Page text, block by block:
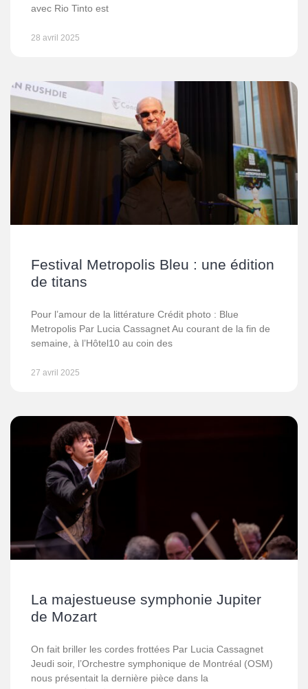
avec Rio Tinto est
28 avril 2025
Festival Metropolis Bleu : une édition
de titans
Pour l’amour de la littérature Crédit photo : Blue
Metropolis Par Lucia Cassagnet Au courant de la fin de
semaine, à l’Hôtel10 au coin des
27 avril 2025
La majestueuse symphonie Jupiter
de Mozart
On fait briller les cordes frottées Par Lucia Cassagnet
Jeudi soir, l’Orchestre symphonique de Montréal (OSM)
nous présentait la dernière pièce dans la